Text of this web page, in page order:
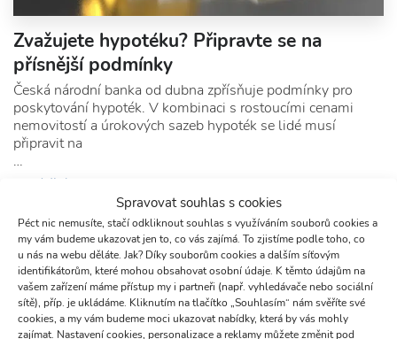
Spravovat souhlas s cookies
Péct nic nemusíte, stačí odkliknout souhlas s využíváním souborů cookies a
my vám budeme ukazovat jen to, co vás zajímá. To zjistíme podle toho, co
u nás na webu děláte. Jak? Díky souborům cookies a dalším síťovým
identifikátorům, které mohou obsahovat osobní údaje. K těmto údajům na
vašem zařízení máme přístup my i partneři (např. vyhledávače nebo sociální
sítě), příp. je ukládáme. Kliknutím na tlačítko „Souhlasím“ nám svěříte své
cookies, a my vám budeme moci ukazovat nabídky, která by vás mohly
zajímat. Nastavení cookies, personalizace a reklamy můžete změnit pod
Zvažujete hypotéku? Připravte se na
přísnější podmínky
Česká národní banka od dubna zpřísňuje podmínky pro
poskytování hypoték. V kombinaci s rostoucími cenami
nemovitostí a úrokových sazeb hypoték se lidé musí
připravit na
…
Celý článek